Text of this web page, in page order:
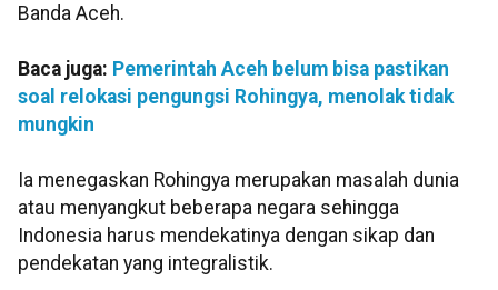
Banda Aceh.
Baca juga: Pemerintah Aceh belum bisa pastikan
soal relokasi pengungsi Rohingya, menolak tidak
mungkin
Ia menegaskan Rohingya merupakan masalah dunia
atau menyangkut beberapa negara sehingga
Indonesia harus mendekatinya dengan sikap dan
pendekatan yang integralistik.